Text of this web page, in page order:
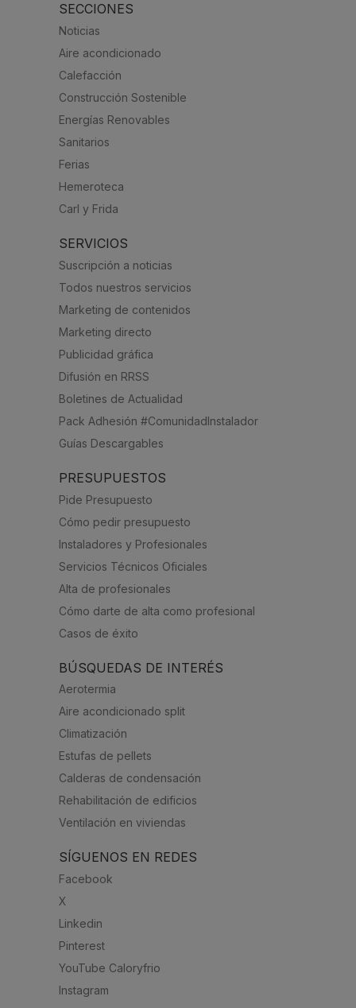
SECCIONES
Noticias
Aire acondicionado
Calefacción
Construcción Sostenible
Energías Renovables
Sanitarios
Ferias
Hemeroteca
Carl y Frida
SERVICIOS
Suscripción a noticias
Todos nuestros servicios
Marketing de contenidos
Marketing directo
Publicidad gráfica
Difusión en RRSS
Boletines de Actualidad
Pack Adhesión #ComunidadInstalador
Guías Descargables
PRESUPUESTOS
Pide Presupuesto
Cómo pedir presupuesto
Instaladores y Profesionales
Servicios Técnicos Oficiales
Alta de profesionales
Cómo darte de alta como profesional
Casos de éxito
BÚSQUEDAS DE INTERÉS
Aerotermia
Aire acondicionado split
Climatización
Estufas de pellets
Calderas de condensación
Rehabilitación de edificios
Ventilación en viviendas
SÍGUENOS EN REDES
Facebook
X
Linkedin
Pinterest
YouTube Caloryfrio
Instagram